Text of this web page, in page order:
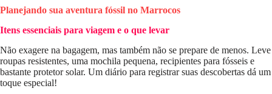
Planejando sua aventura fóssil no Marrocos
Itens essenciais para viagem e o que levar
Não exagere na bagagem, mas também não se prepare de menos. Leve
roupas resistentes, uma mochila pequena, recipientes para fósseis e
bastante protetor solar. Um diário para registrar suas descobertas dá um
toque especial!